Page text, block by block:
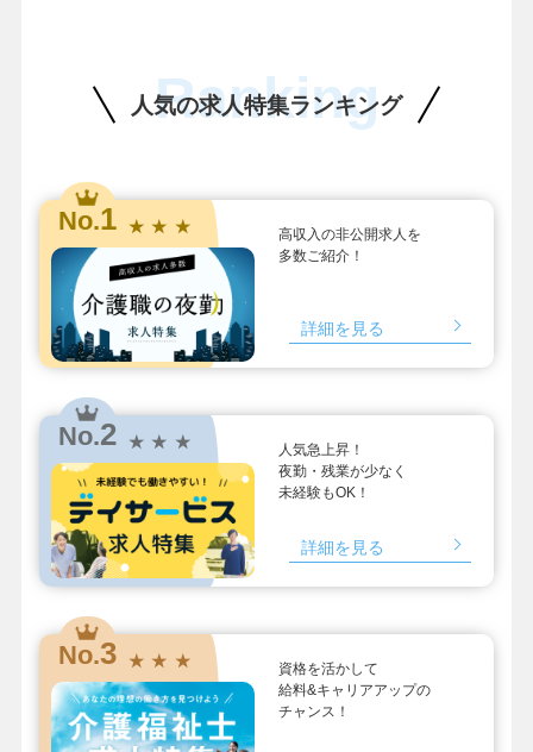
人気の求人特集ランキング
Ranking
No.1 ★ ★ ★
高収入の非公開求人を
多数ご紹介！
詳細を見る
No.2 ★ ★ ★
人気急上昇！
夜勤・残業が少なく
未経験もOK！
詳細を見る
No.3 ★ ★ ★
資格を活かして
給料&キャリアアップの
チャンス！